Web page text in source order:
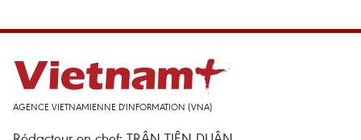
AGENCE VIETNAMIENNE D'INFORMATION (VNA)